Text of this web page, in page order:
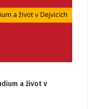
a život v